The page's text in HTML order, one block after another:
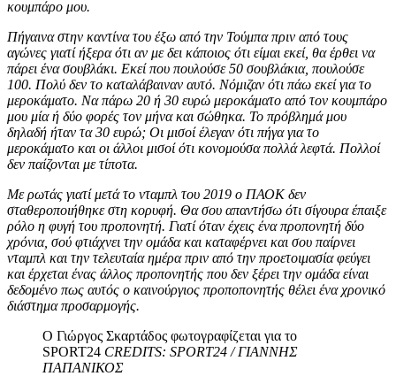
κουμπάρο μου.
Πήγαινα στην καντίνα του έξω από την Τούμπα πριν από τους
αγώνες γιατί ήξερα ότι αν με δει κάποιος ότι είμαι εκεί, θα έρθει να
πάρει ένα σουβλάκι. Εκεί που πουλούσε 50 σουβλάκια, πουλούσε
100. Πολύ δεν το καταλάβαιναν αυτό. Νόμιζαν ότι πάω εκεί για το
μεροκάματο. Να πάρω 20 ή 30 ευρώ μεροκάματο από τον κουμπάρο
μου μία ή δύο φορές τον μήνα και σώθηκα. Το πρόβλημά μου
δηλαδή ήταν τα 30 ευρώ; Οι μισοί έλεγαν ότι πήγα για το
μεροκάματο και οι άλλοι μισοί ότι κονομούσα πολλά λεφτά. Πολλοί
δεν παίζονται με τίποτα.
Με ρωτάς γιατί μετά το νταμπλ του 2019 ο ΠΑΟΚ δεν
σταθεροποιήθηκε στη κορυφή. Θα σου απαντήσω ότι σίγουρα έπαιξε
ρόλο η φυγή του προπονητή. Γιατί όταν έχεις ένα προπονητή δύο
χρόνια, σού φτιάχνει την ομάδα και καταφέρνει και σου παίρνει
νταμπλ και την τελευταία ημέρα πριν από την προετοιμασία φεύγει
και έρχεται ένας άλλος προπονητής που δεν ξέρει την ομάδα είναι
δεδομένο πως αυτός ο καινούργιος προποπονητής θέλει ένα χρονικό
διάστημα προσαρμογής.
Ο Γιώργος Σκαρτάδος φωτογραφίζεται για το
SPORT24 CREDITS: SPORT24 / ΓΙΑΝΝΗΣ
ΠΑΠΑΝΙΚΟΣ